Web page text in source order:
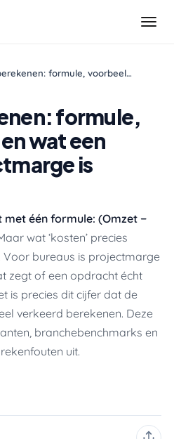
Marge berekenen: formule, voorbeelden en wat een goede projectmarge is
formule,
wat een
is
één formule: (Omzet −
wat ‘kosten’ precies
bureaus is projectmarge
zegt of een opdracht écht
is precies dit cijfer dat de
verkeerd berekenen. Deze
branchebenchmarks en
uit.